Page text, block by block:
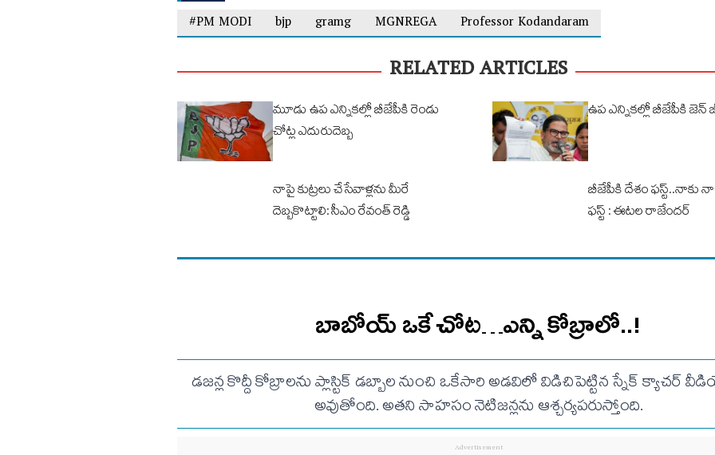
#PM MODI
bjp gramg MGNREGA Professor Kodandaram
RELATED ARTICLES
మూడు ఉప ఎన్నికల్లో బీజేపీకి రెండు
చోట్ల ఎదురుదెబ్బ
ఉప ఎన్నికల్లో బీజేపీకి జెన్
నాపై కుట్రలు చేసేవాళ్లను మీరే
దెబ్బకొట్టాలి: సీఎం రేవంత్ రెడ్డి
బీజేపీకి దేశం ఫస్ట్..నాకు
ఫస్ట్ : ఈటల రాజేందర్
బాబోయ్ ఒకే చోట…ఎన్ని కోబ్రాలో..!
డజన్ల కొద్దీ కోబ్రాలను ప్లాస్టిక్ డబ్బాల నుంచి ఒకేసారి అడవిలో విడిచిపెట్టిన స్నేక్ క్యాచర్
అవుతోంది. అతని సాహసం నెటిజన్లను ఆశ్చర్యపరుస్తోంది.